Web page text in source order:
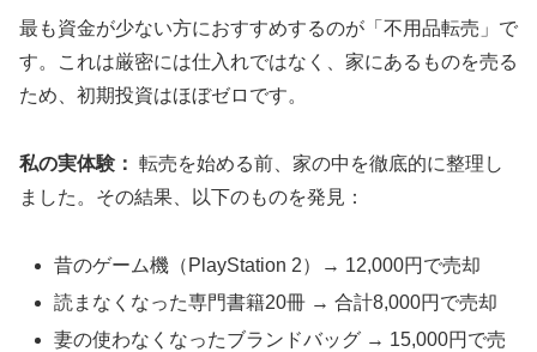
最も資金が少ない方におすすめするのが「不用品転売」で
す。これは厳密には仕入れではなく、家にあるものを売る
ため、初期投資はほぼゼロです。
私の実体験： 転売を始める前、家の中を徹底的に整理し
ました。その結果、以下のものを発見：
昔のゲーム機（PlayStation 2）→ 12,000円で売却
読まなくなった専門書籍20冊 → 合計8,000円で売却
妻の使わなくなったブランドバッグ → 15,000円で売